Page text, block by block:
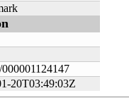
20T03:49:03Z